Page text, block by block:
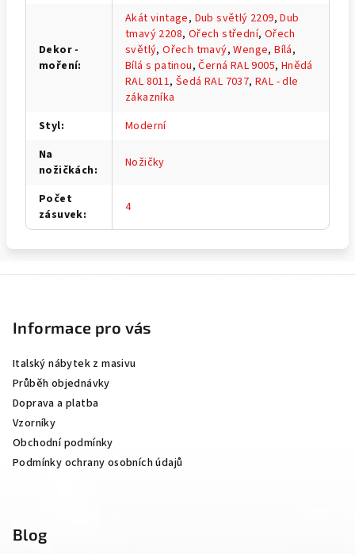
Dekor -
moření:
Akát vintage, Dub světlý 2209,Dub
tmavý 2208, Ořech střední, Ořech
světlý,Ořech tmavý,Wenge,Bílá,
Bílá s patinou,Černá RAL 9005, Hnědá
RAL 8011,Šedá RAL 7037,RAL - dle
zákazníka
Styl:
Moderní
Na
nožičkách: Nožičky
Počet
zásuvek: 4
Informace pro vás
Italský nábytek z masivu
Průběh objednávky
Doprava a platba
Vzorníky
Obchodní podmínky
Podmínky ochrany osobních údajů
Blog